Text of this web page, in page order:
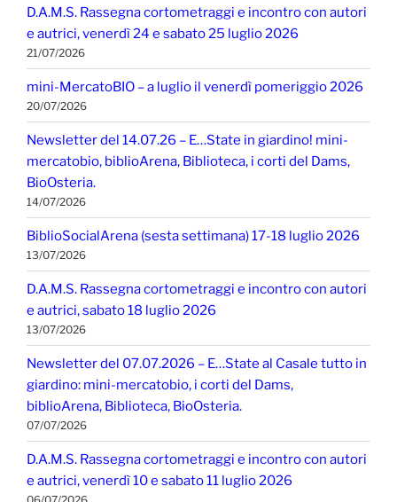
D.A.M.S. Rassegna cortometraggi e incontro con autori
e autrici, venerdì 24 e sabato 25 luglio 2026
21/07/2026
mini-MercatoBIO – a luglio il venerdì pomeriggio 2026
20/07/2026
Newsletter del 14.07.26 – E…State in giardino! mini-
mercatobio, biblioArena, Biblioteca, i corti del Dams,
BioOsteria.
14/07/2026
BiblioSocialArena (sesta settimana) 17-18 luglio 2026
13/07/2026
D.A.M.S. Rassegna cortometraggi e incontro con autori
e autrici, sabato 18 luglio 2026
13/07/2026
Newsletter del 07.07.2026 – E…State al Casale tutto in
giardino: mini-mercatobio, i corti del Dams,
biblioArena, Biblioteca, BioOsteria.
07/07/2026
D.A.M.S. Rassegna cortometraggi e incontro con autori
e autrici, venerdì 10 e sabato 11 luglio 2026